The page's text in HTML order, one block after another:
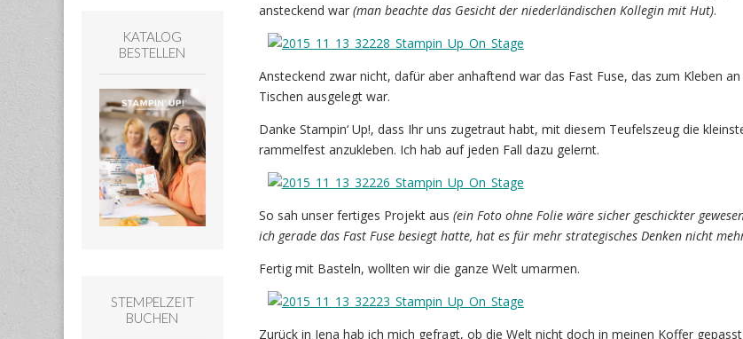
ansteckend war (man beachte das Gesicht der niederländischen Kollegin mit Hut).
Ansteckend zwar nicht, dafür aber anhaftend war das Fast Fuse, das zum Kleben
Tischen ausgelegt war.
Danke Stampin‘ Up!, dass Ihr uns zugetraut habt, mit diesem Teufelszeug die
rammelfest anzukleben. Ich hab auf jeden Fall dazu gelernt.
So sah unser fertiges Projekt aus (ein Foto ohne Folie wäre sicher geschickter
ich gerade das Fast Fuse besiegt hatte, hat es für mehr strategisches Denken nicht
Fertig mit Basteln, wollten wir die ganze Welt umarmen.
Zurück in Jena hab ich mich gefragt, ob die Welt nicht doch in meinen Koffer
KATALOG
BESTELLEN
STEMPELZEIT
BUCHEN